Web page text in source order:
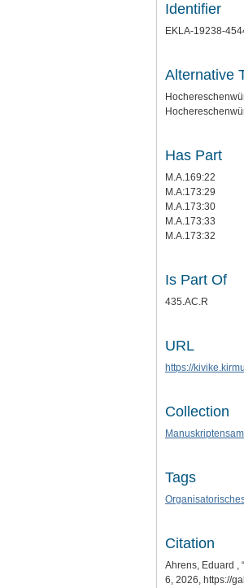
Identifier
EKLA-19238-
Alternative
Has Part
M.A.169:22
M.A:173:29
M.A.173:30
M.A.173:33
M.A.173:32
Is Part Of
435.AC.R
URL
https://
Collection
Tags
Citation
Ahrens, Eduard ,
6, 2026, https://